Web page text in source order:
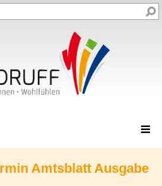
Amtsblatt Ausgabe